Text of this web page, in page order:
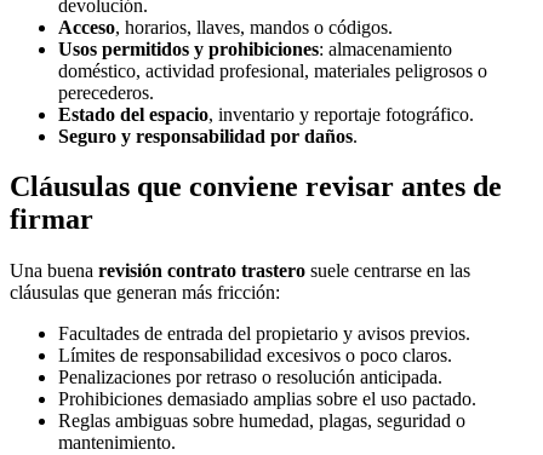
devolución.
Acceso, horarios, llaves, mandos o códigos.
Usos permitidos y prohibiciones: almacenamiento
doméstico, actividad profesional, materiales peligrosos o
perecederos.
Estado del espacio, inventario y reportaje fotográfico.
Seguro y responsabilidad por daños.
Cláusulas que conviene revisar antes de
firmar
Una buena revisión contrato trastero suele centrarse en las
cláusulas que generan más fricción:
Facultades de entrada del propietario y avisos previos.
Límites de responsabilidad excesivos o poco claros.
Penalizaciones por retraso o resolución anticipada.
Prohibiciones demasiado amplias sobre el uso pactado.
Reglas ambiguas sobre humedad, plagas, seguridad o
mantenimiento.